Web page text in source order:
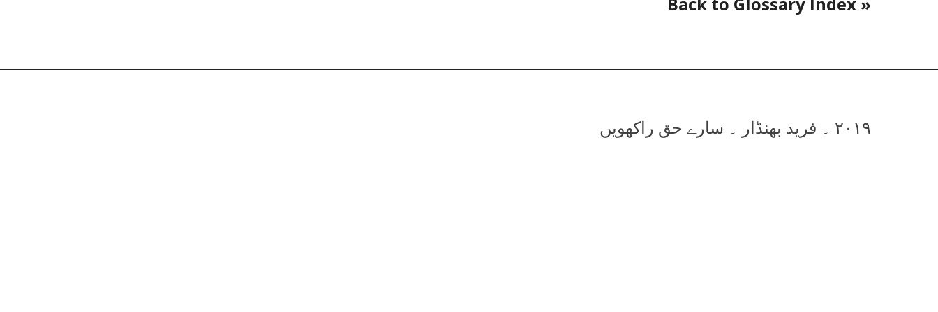
۲۰۱۹ ۔ فرید بھنڈار ۔ سارے حق راکھویں